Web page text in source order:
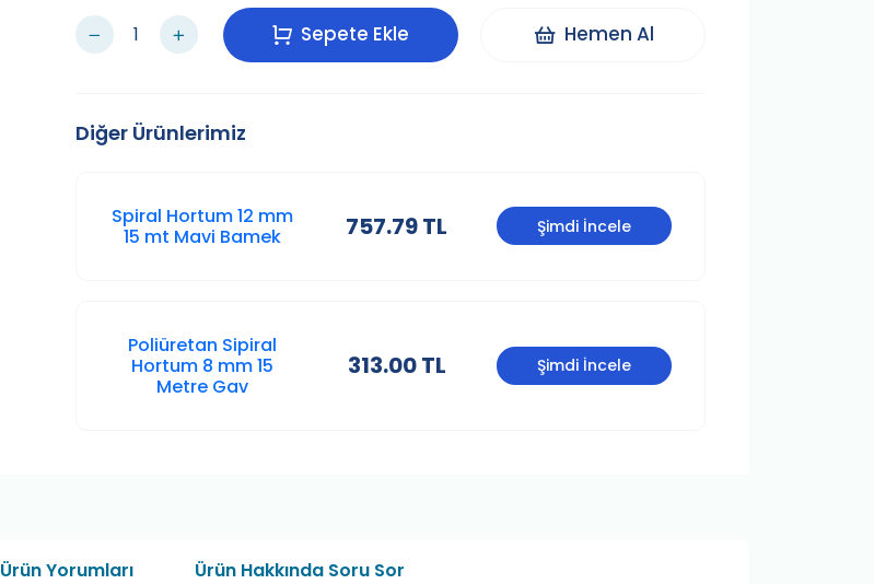
Sepete Ekle Hemen Al
Diğer Ürünlerimiz
Spiral Hortum 12 mm
15 mt Mavi Bamek
757.79 TL Şimdi İncele
Poliüretan Sipiral
Hortum 8 mm 15
Metre Gav
313.00 TL Şimdi İncele
Ürün Yorumları Ürün Hakkında Soru Sor